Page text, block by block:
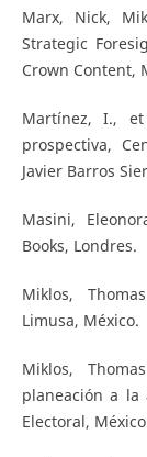
Marx, Nick,
Strategic
Crown Content,
Martínez, I.,
prospectiva,
Javier Barros
Masini,
Books, Londres.
Miklos,
Limusa, México.
Miklos,
planeación a la
Electoral,